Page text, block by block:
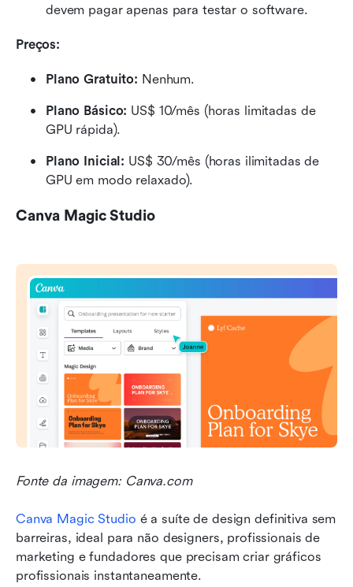
devem pagar apenas para testar o software.
Preços:
Plano Gratuito: Nenhum.
Plano Básico: US$ 10/mês (horas limitadas de
GPU rápida).
Plano Inicial: US$ 30/mês (horas ilimitadas de
GPU em modo relaxado).
Canva Magic Studio
Fonte da imagem: Canva.com
Canva Magic Studio é a suíte de design definitiva sem
barreiras, ideal para não designers, profissionais de
marketing e fundadores que precisam criar gráficos
profissionais instantaneamente.